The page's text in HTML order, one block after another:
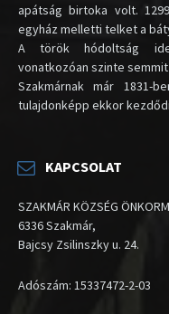
apátság birtoka volt.
egyház melletti telket a
A török hódoltság
vonatkozóan szinte
Szakmárnak már 1831-
tulajdonképp ekkor
KAPCSOLAT
SZAKMÁR KÖZSÉG
6336 Szakmár,
Bajcsy Zsilinszky u. 24.
Adószám: 15337472-2-03